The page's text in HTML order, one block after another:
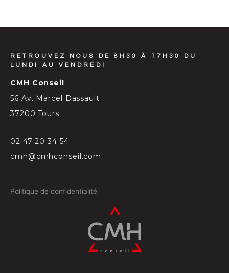
RETROUVEZ NOUS DE 8H30 À 17H30 DU
LUNDI AU VENDREDI
CMH Conseil
56 Av. Marcel Dassault
37200 Tours
02 47 20 34 54
cmh@cmhconseil.com
Politique de confidentialité